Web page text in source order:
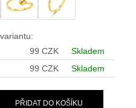
99 CZK
Skladem
99 CZK Skladem